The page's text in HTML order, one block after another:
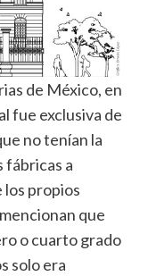
de México, en
fue exclusiva de
no tenían la
fábricas a
los propios
que
o cuarto grado
solo era